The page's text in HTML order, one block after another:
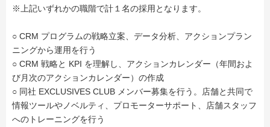
※上記いずれかの職階で計１名の採用となります。
○ CRM プログラムの戦略立案、データ分析、アクションプラン
ニングから運用を行う
○ CRM 戦略と KPI を理解し、アクションカレンダー（年間およ
び月次のアクションカレンダー）の作成
○ 同社 EXCLUSIVES CLUB メンバー募集を行う。店舗と共同で
情報ツールやノベルティ、プロモーターサポート、店舗スタッフ
へのトレーニングを行う